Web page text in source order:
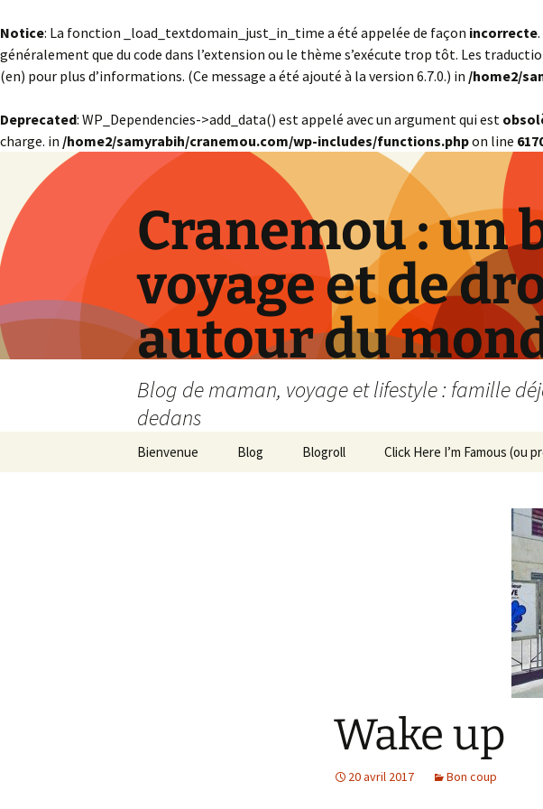
Notice: La fonction _load_textdomain_just_in_time a été appelée de façon incorrecte
généralement que du code dans l’extension ou le thème s’exécute trop tôt. Les
(en) pour plus d’informations. (Ce message a été ajouté à la version 6.7.0.) in /home2/
Deprecated: WP_Dependencies->add_data() est appelé avec un argument qui est
charge. in /home2/samyrabih/cranemou.com/wp-includes/functions.phpon line
Cranemou : un
voyage et de
autour du
Blog de maman, voyage et lifestyle : famille
dedans
Bienvenue Blog Blogroll Click Here I’m Famous (ou
Wake up
20 avril 2017 Bon coup